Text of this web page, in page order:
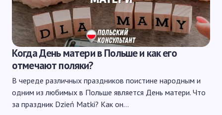
Когда День матери в Польше и как его
отмечают поляки?
В череде различных праздников поистине народным и
одним из любимых в Польше является День матери. Что
за праздник Dzień Matki? Как он…